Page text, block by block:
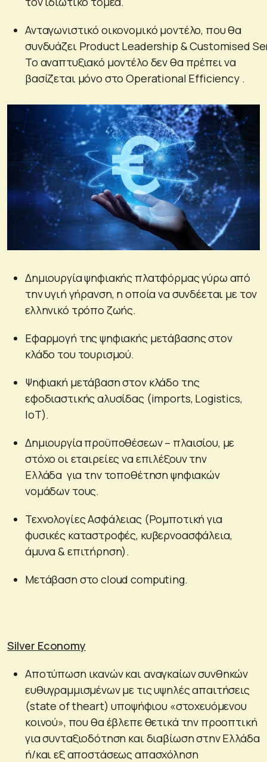
Ανταγωνιστικό οικονομικό μοντέλο, που θα
συνδυάζει Product Leadership & Customised
Το αναπτυξιακό μoντέλο δεν θα πρέπει να
βασίζεται μόνο στο Operational Efficiency .
Δημιουργία ψηφιακής πλατφόρμας γύρω από
την υγιή γήρανση, η οποία να συνδέεται με τον
ελληνικό τρόπο ζωής.
Εφαρμογή της ψηφιακής μετάβασης στον
κλάδο του τουρισμού.
Ψηφιακή μετάβαση στον κλάδο της
εφοδιαστικής αλυσίδας (imports, Logistics,
ΙοT).
Δημιουργία προϋποθέσεων – πλαισίου, με
στόχο οι εταιρείες να επιλέξουν την
Ελλάδα για την τοποθέτηση ψηφιακών
νομάδων τους.
Τεχνολογίες Ασφάλειας (Ρομποτική για
φυσικές καταστροφές, κυβερνοασφάλεια,
άμυνα & επιτήρηση).
Μετάβαση στο cloud computing.
Silver Economy
Αποτύπωση ικανών και αναγκαίων συνθηκών
ευθυγραμμισμένων με τις υψηλές απαιτήσεις
(state of theart) υποψήφιου «στοχευόμενου
κοινού», που θα έβλεπε θετικά την προοπτική
για συνταξιοδότηση και διαβίωση στην Ελλάδα
ή/και εξ αποστάσεως απασχόληση